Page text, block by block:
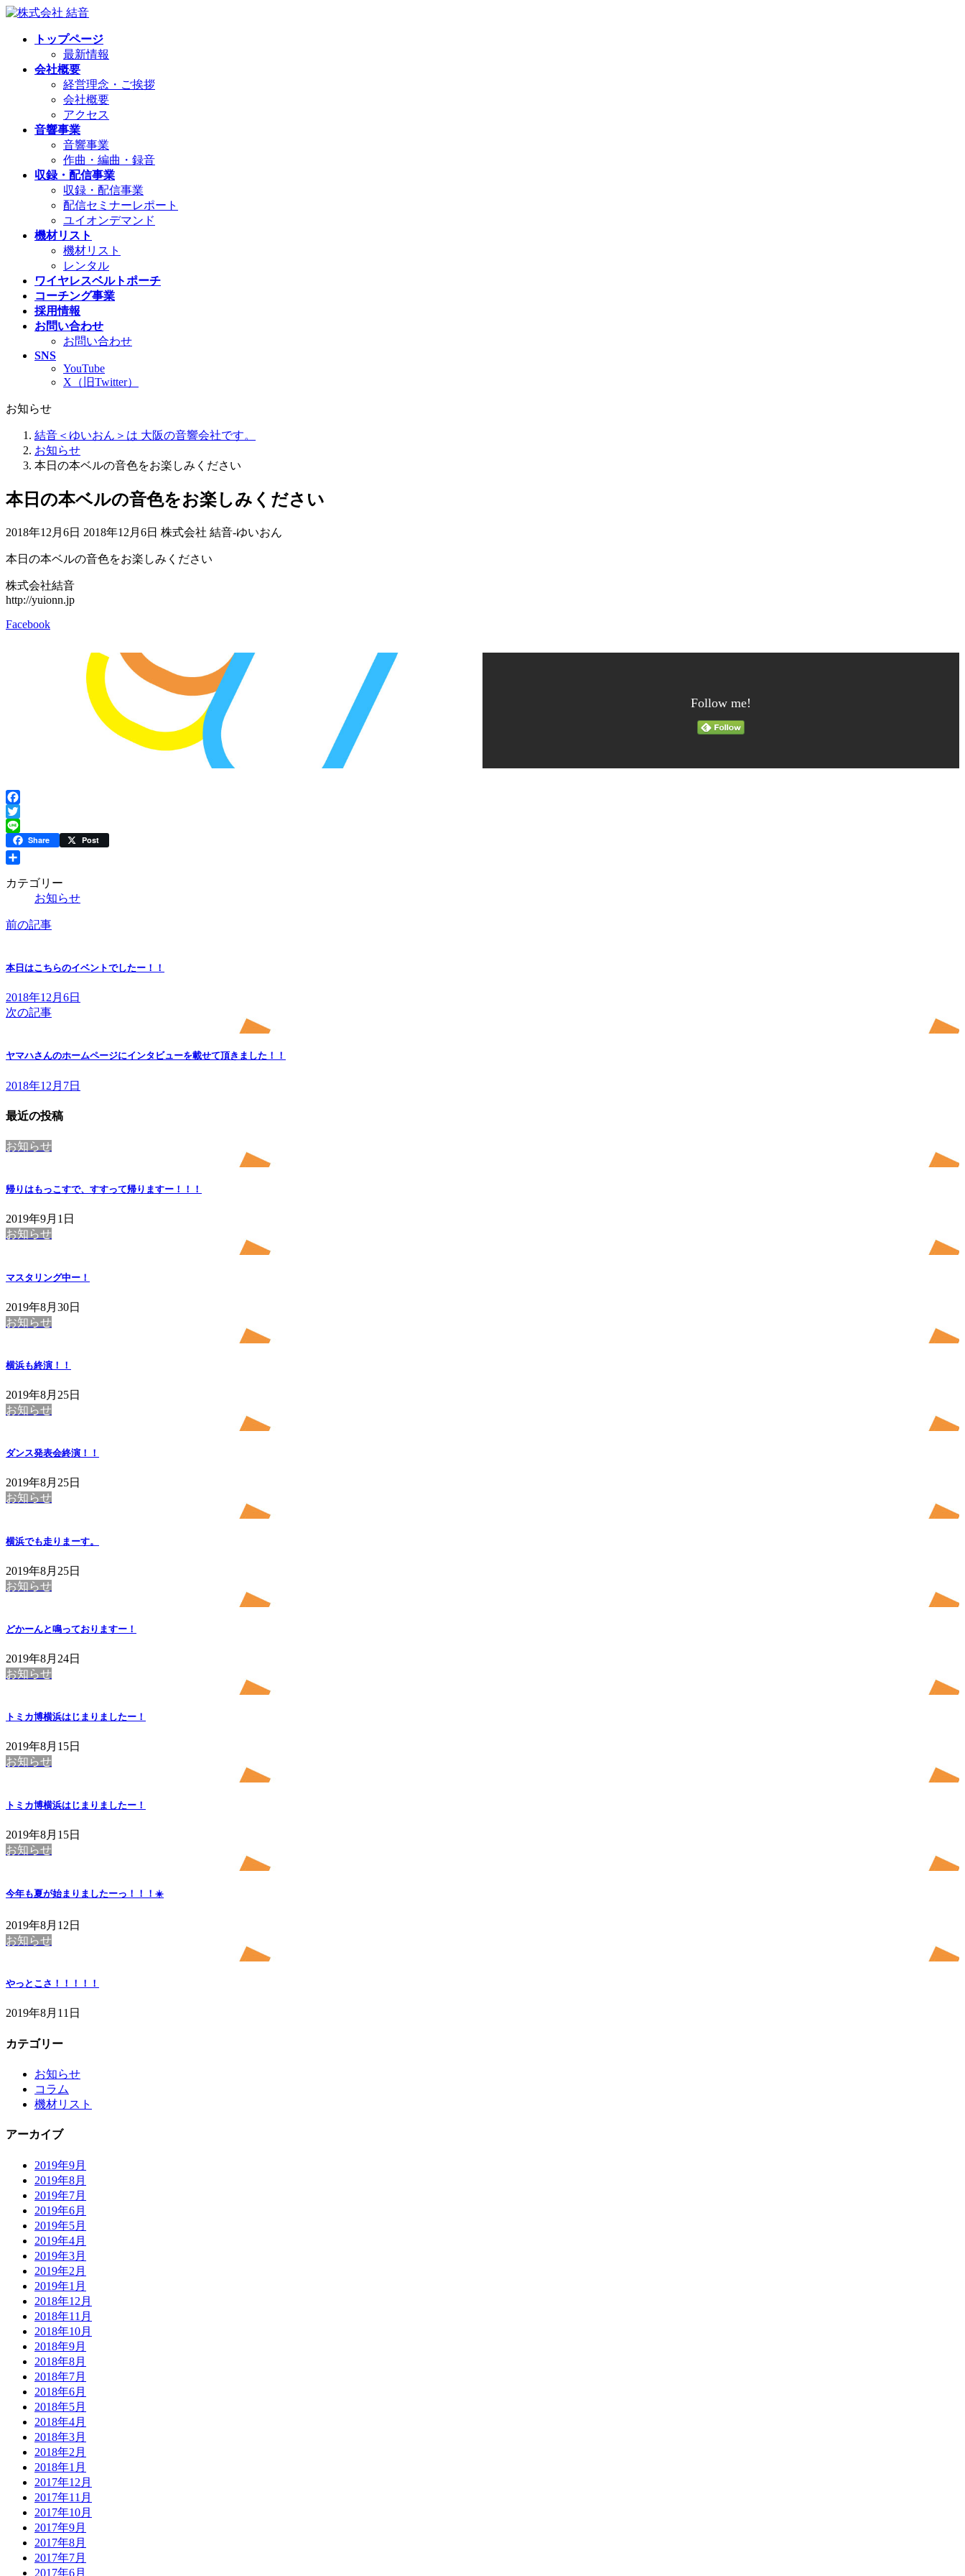
コ
ナ
トップページ
最新情報
会社概要
経営理念・ご挨拶
会社概要
アクセス
音響事業
音響事業
作曲・編曲・録音
収録・配信事業
収録・配信事業
配信セミナーレポート
ユイオンデマンド
機材リスト
機材リスト
レンタル
ワイヤレスベルトポーチ
コーチング事業
採用情報
お問い合わせ
お問い合わせ
SNS
YouTube
X（旧Twitter）
お知らせ
結音＜ゆいおん＞は 大阪の音響会社です。
お知らせ
本日の本ベルの音色をお楽しみください
本日の本ベルの音色をお楽しみください
2018年12月6日 最
更
2018年12月6日 株式会社 結音-ゆいおん
本日の本ベルの音色をお楽しみください
株式会社結音
http://yuionn.jp
Facebook
Follow me!
Facebook
Twitter
Line Share Post
有
カテゴリー
お知らせ
前の記事
本日はこちらのイベントでしたー！！
2018年12月6日
次の記事
ヤマハさんのホームページにインタビューを載せて頂きました！！
2018年12月7日
最近の投稿
お知らせ
帰りはもっこすで、すすって帰りますー！！！
2019年9月1日
お知らせ
マスタリング中ー！
2019年8月30日
お知らせ
横浜も終演！！
2019年8月25日
お知らせ
ダンス発表会終演！！
2019年8月25日
お知らせ
横浜でも走りまーす。
2019年8月25日
お知らせ
どかーんと鳴っておりますー！
2019年8月24日
お知らせ
トミカ博横浜はじまりましたー！
2019年8月15日
お知らせ
トミカ博横浜はじまりましたー！
2019年8月15日
お知らせ
今年も夏が始まりましたーっ！！！☀️
2019年8月12日
お知らせ
やっとこさ！！！！！
2019年8月11日
カテゴリー
お知らせ
コラム
機材リスト
アーカイブ
2019年9月
2019年8月
2019年7月
2019年6月
2019年5月
2019年4月
2019年3月
2019年2月
2019年1月
2018年12月
2018年11月
2018年10月
2018年9月
2018年8月
2018年7月
2018年6月
2018年5月
2018年4月
2018年3月
2018年2月
2018年1月
2017年12月
2017年11月
2017年10月
2017年9月
2017年8月
2017年7月
2017年6月